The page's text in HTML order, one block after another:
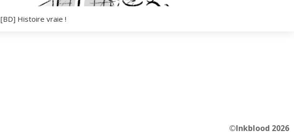
[BD] Histoire vraie !
©Inkblood 2026